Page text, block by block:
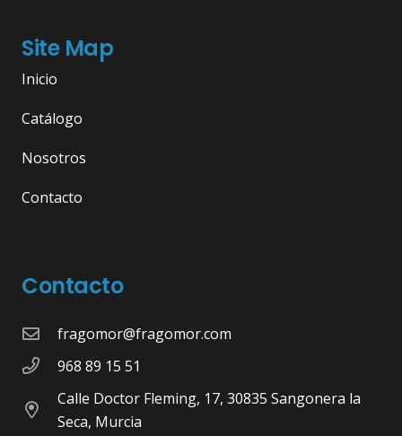
Site Map
Inicio
Catálogo
Nosotros
Contacto
Contacto
fragomor@fragomor.com
968 89 15 51
Calle Doctor Fleming, 17, 30835 Sangonera la
Seca, Murcia